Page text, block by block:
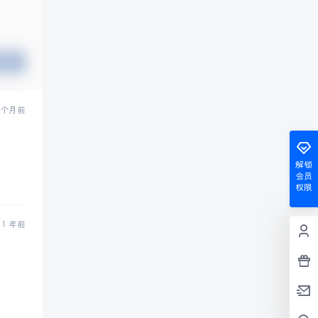
月前
1 年前
解锁
会员
权限